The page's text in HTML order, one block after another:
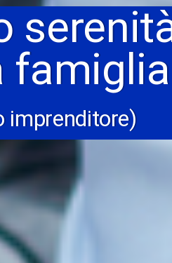
famiglia
imprenditore)